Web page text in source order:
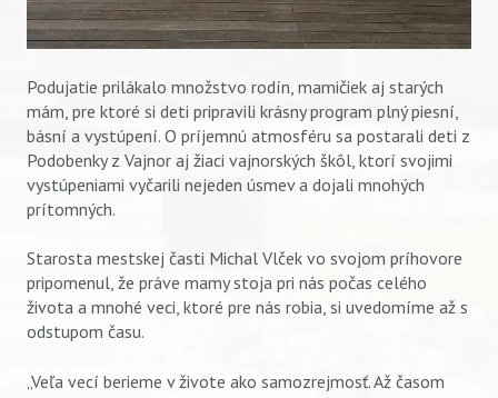
Podujatie prilákalo množstvo rodín, mamičiek aj starých
mám, pre ktoré si deti pripravili krásny program plný piesní,
básní a vystúpení. O príjemnú atmosféru sa postarali deti z
Podobenky z Vajnor aj žiaci vajnorských škôl, ktorí svojimi
vystúpeniami vyčarili nejeden úsmev a dojali mnohých
prítomných.
Starosta mestskej časti Michal Vlček vo svojom príhovore
pripomenul, že práve mamy stoja pri nás počas celého
života a mnohé veci, ktoré pre nás robia, si uvedomíme až s
odstupom času.
„Veľa vecí berieme v živote ako samozrejmosť. Až časom